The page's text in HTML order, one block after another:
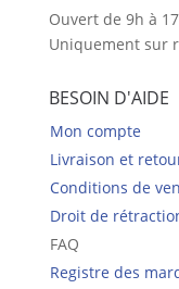
Ouvert de 9h à
Uniquement sur
BESOIN D'AIDE
Mon compte
Livraison et
Conditions de
Droit de
FAQ
Registre des